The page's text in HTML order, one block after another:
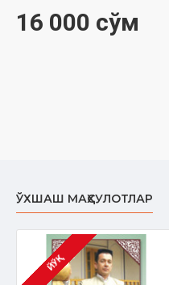
16 000 сўм
ЎХШАШ МАҲСУЛОТЛАР
ЙЎҚ